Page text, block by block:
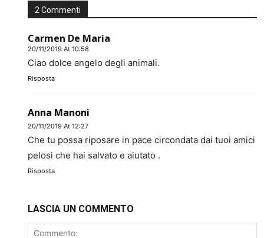
2 Commenti
Carmen De Maria
20/11/2019 At 10:58
Ciao dolce angelo degli animali.
Risposta
Anna Manoni
20/11/2019 At 12:27
Che tu possa riposare in pace circondata dai tuoi amici
pelosi che hai salvato e aiutato .
Risposta
LASCIA UN COMMENTO